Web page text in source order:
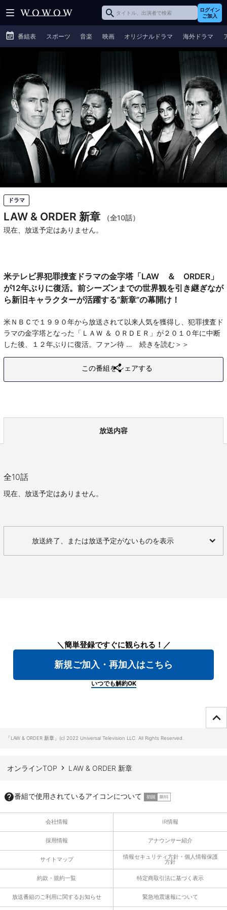
ログイン
ご加入
番組表 スポーツ 音楽 映画 オリジナルドラマ 海外ドラマ
ドラマ
LAW & ORDER 新章
（全10話）
現在、放送予定はありません。
米テレビ界犯罪捜査ドラマの金字塔「LAW ＆ ORDER」
が12年ぶりに復活。前シーズンまでの世界観を引き継ぎなが
ら新旧キャラクターが活躍する“新章”の幕開け！
米ＮＢＣで１９９０年から放送されて以来人気を獲得し、犯罪捜査ド
ラマの金字塔となった「ＬＡＷ ＆ ＯＲＤＥＲ」が２０１０年に中断
した後、１２年ぶりに復活。ファン待
続きを読む
この番組をシェアする
放送内容
全10話
現在、放送予定はありません。
放送終了、または放送予定がないものを表示
＼簡単登録ですぐに観られる！／
新規ご加入・再加入はこちら
いつでも解約OK
「LAW & ORDER 新章」(c) 2022 Universal Television LLC. All Rights Reserved.
オンラインTOP LAW & ORDER 新章
番組で使用されているアイコンについて
会社情報 IR情報
採用情報 アナウンサー紹介
サイトマップ 情報セキュリティ方針・個人情報保護
方針
約款・規約一覧 特定商取引法に基づく表示
放送番組のご利用に関するお知らせ 緊急地震速報について